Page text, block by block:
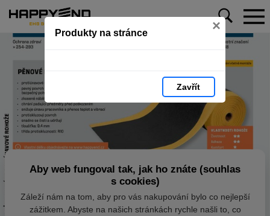
Produkty na stránce ×
Zavřít
Aby web fungoval tak, jak ho znáte (souhlas
s cookies)
Záleží nám na tom, aby pro vás nakupování bylo co nejlepší
zážitkem. Abyste na našich stránkách rychle našli to, co